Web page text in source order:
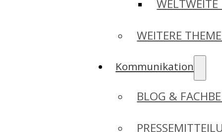
WEITERE
Kommunikation
BLOG &